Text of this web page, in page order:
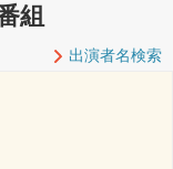
組
出演者名検索